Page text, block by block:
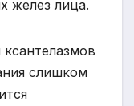
желез лица.
слишком